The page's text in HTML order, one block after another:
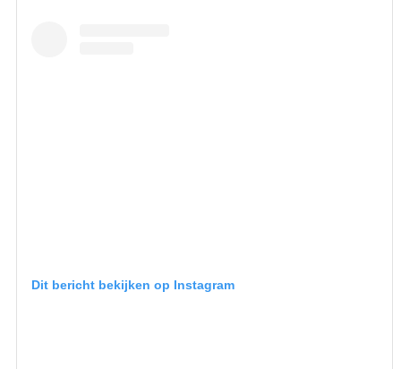
Dit bericht bekijken op Instagram